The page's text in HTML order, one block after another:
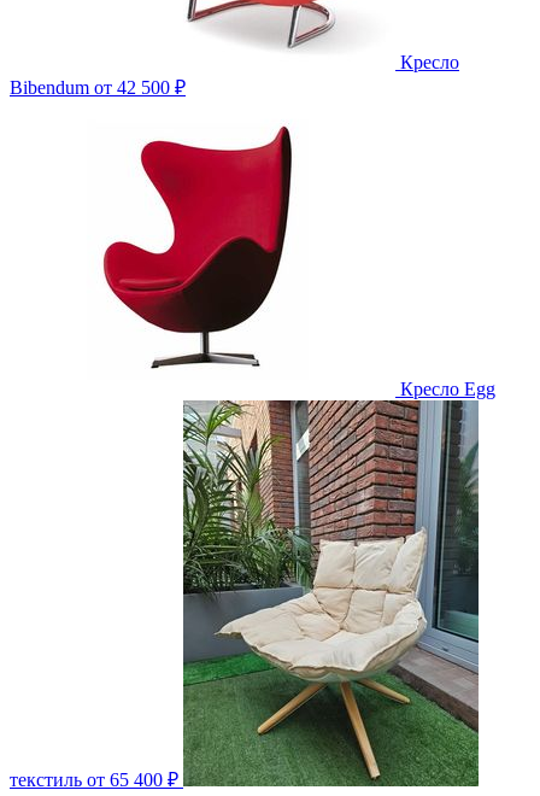
Кресло
Bibendum от 42 500 ₽
Кресло Egg
текстиль от 65 400 ₽